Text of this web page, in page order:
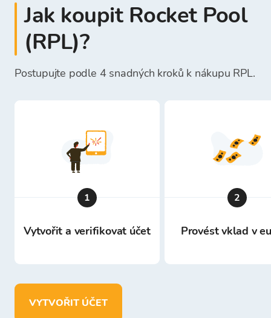
Jak koupit Rocket Pool
(RPL)?
Postupujte podle 4 snadných kroků k nákupu RPL.
1
Vytvořit a verifikovat účet
2
Provést vklad v
VYTVOŘIT ÚČET